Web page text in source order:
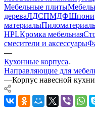
Мебельные плиты
дереваЛДСПМДФ
материалы
HPLКромка мебельная
смесители и аксессуары
—
Кухонные корпуса
Направляющие для
—Корпус навесной